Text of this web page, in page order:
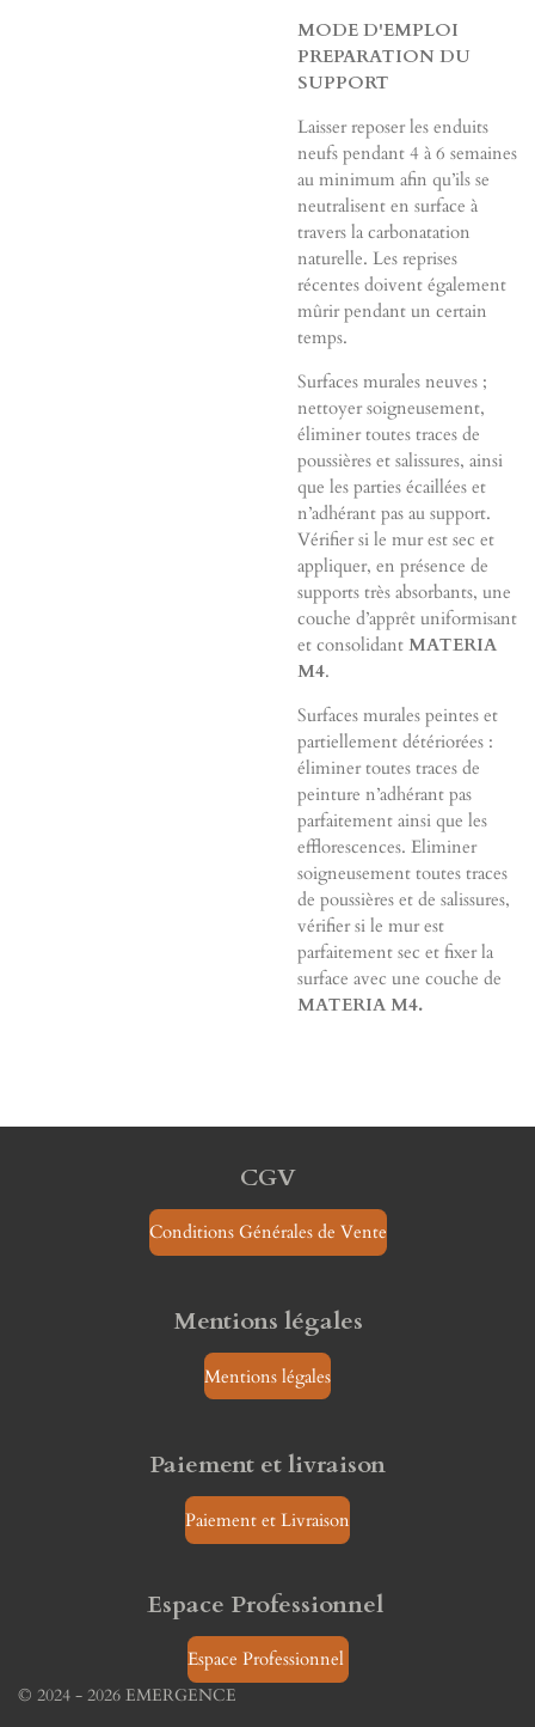
MODE D'EMPLOI
PREPARATION DU
SUPPORT
Laisser reposer les enduits
neufs pendant 4 à 6 semaines
au minimum afin qu’ils se
neutralisent en surface à
travers la carbonatation
naturelle. Les reprises
récentes doivent également
mûrir pendant un certain
temps.
Surfaces murales neuves ;
nettoyer soigneusement,
éliminer toutes traces de
poussières et salissures, ainsi
que les parties écaillées et
n’adhérant pas au support.
Vérifier si le mur est sec et
appliquer, en présence de
supports très absorbants, une
couche d’apprêt uniformisant
et consolidant MATERIA
M4.
Surfaces murales peintes et
partiellement détériorées :
éliminer toutes traces de
peinture n’adhérant pas
parfaitement ainsi que les
efflorescences. Eliminer
soigneusement toutes traces
de poussières et de salissures,
vérifier si le mur est
parfaitement sec et fixer la
surface avec une couche de
MATERIA M4.
CGV
Conditions Générales de Vente
Mentions légales
Mentions légales
Paiement et livraison
Paiement et Livraison
Espace Professionnel
Espace Professionnel
© 2024 - 2026 EMERGENCE